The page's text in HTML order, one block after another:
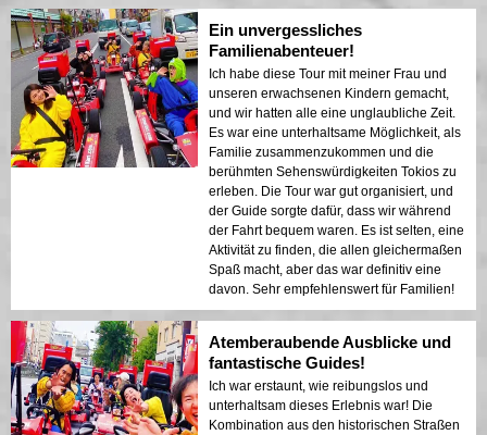
Ein unvergessliches
Familienabenteuer!
Ich habe diese Tour mit meiner Frau und
unseren erwachsenen Kindern gemacht,
und wir hatten alle eine unglaubliche Zeit.
Es war eine unterhaltsame Möglichkeit, als
Familie zusammenzukommen und die
berühmten Sehenswürdigkeiten Tokios zu
erleben. Die Tour war gut organisiert, und
der Guide sorgte dafür, dass wir während
der Fahrt bequem waren. Es ist selten, eine
Aktivität zu finden, die allen gleichermaßen
Spaß macht, aber das war definitiv eine
davon. Sehr empfehlenswert für Familien!
Atemberaubende Ausblicke und
fantastische Guides!
Ich war erstaunt, wie reibungslos und
unterhaltsam dieses Erlebnis war! Die
Kombination aus den historischen Straßen